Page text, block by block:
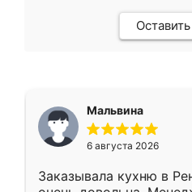
Мальвина
6 августа 2026
Заказывала кухню в